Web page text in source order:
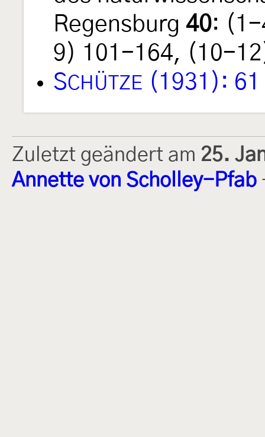
Regensburg 40:
9) 101-164, (10-
SCHÜTZE (1931): 61
Zuletzt geändert am 25.
Annette von Scholley-Pfab